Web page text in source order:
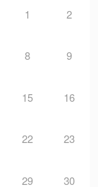
1 2
8 9
15 16
22 23
29 30